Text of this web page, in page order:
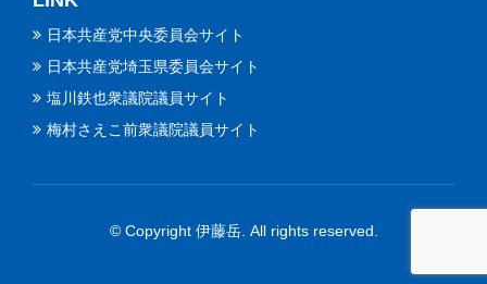
日本共産党中央委員会サイト
日本共産党埼玉県委員会サイト
塩川鉄也衆議院議員サイト
梅村さえこ前衆議院議員サイト
© Copyright 伊藤岳. All rights reserved.